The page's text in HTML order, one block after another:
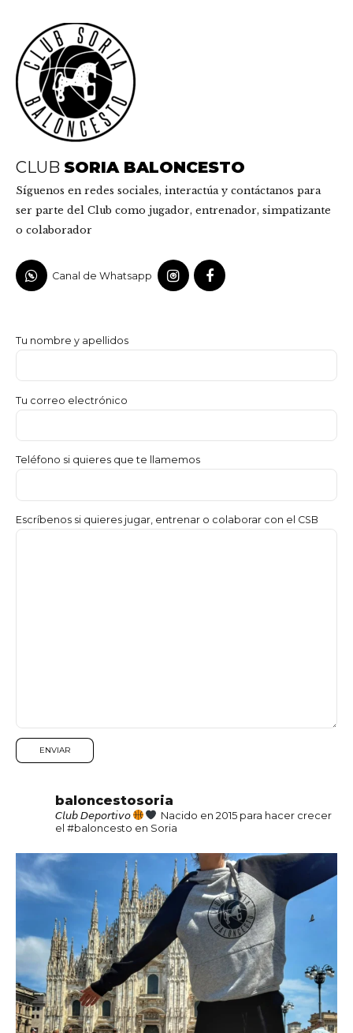
CLUB SORIA BALONCESTO
Síguenos en redes sociales, interactúa y contáctanos para
ser parte del Club como jugador, entrenador, simpatizante
o colaborador
Canal de Whatsapp
Tu nombre y apellidos
Tu correo electrónico
Teléfono si quieres que te llamemos
Escríbenos si quieres jugar, entrenar o colaborar con el CSB
baloncestosoria
𝘊𝘭𝘶𝘣 𝘋𝘦𝘱𝘰𝘳𝘵𝘪𝘷𝘰
Nacido en 2015 para hacer crecer
el #baloncesto en Soria